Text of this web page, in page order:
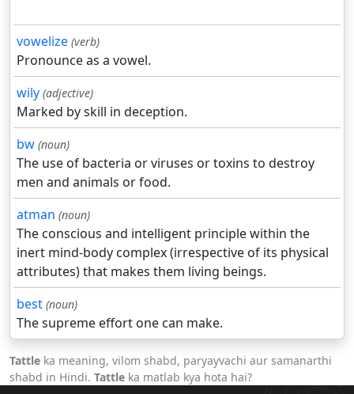
vowelize (verb)
Pronounce as a vowel.
wily (adjective)
Marked by skill in deception.
bw (noun)
The use of bacteria or viruses or toxins to destroy
men and animals or food.
atman (noun)
The conscious and intelligent principle within the
inert mind-body complex (irrespective of its physical
attributes) that makes them living beings.
best (noun)
The supreme effort one can make.
Tattle ka meaning, vilom shabd, paryayvachi aur samanarthi
shabd in Hindi. Tattle ka matlab kya hota hai?